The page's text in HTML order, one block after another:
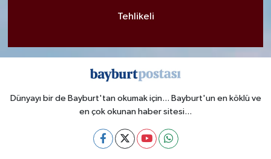
Tehlikeli
Dünyayı bir de Bayburt'tan okumak için... Bayburt'un en köklü ve
en çok okunan haber sitesi...